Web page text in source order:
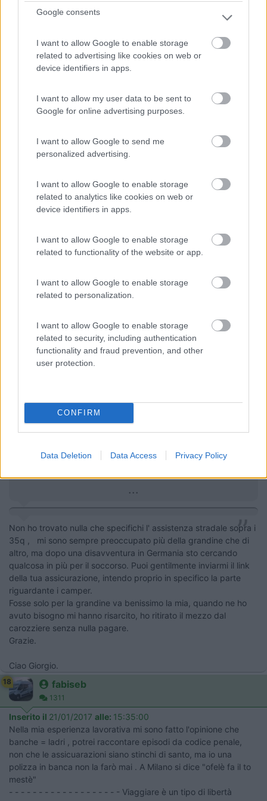
Google consents
I want to allow Google to enable storage
related to advertising like cookies on web or
device identifiers in apps.
I want to allow my user data to be sent to
Google for online advertising purposes.
I want to allow Google to send me
personalized advertising.
I want to allow Google to enable storage
related to analytics like cookies on web or
device identifiers in apps.
I want to allow Google to enable storage
related to functionality of the website or app.
I want to allow Google to enable storage
related to personalization.
I want to allow Google to enable storage
related to security, including authentication
functionality and fraud prevention, and other
user protection.
CONFIRM
Data Deletion Data Access Privacy Policy
23:08:07
Per non sbagliare, anche il tuo è over 35Q ? Se ti rimborsano sino a 2500
euro non è male, comunque un rientro dal Nord della Germania è sui
4000 euro ! Ora vado a vedere se trovo qualcosa in rete dell'
assicurazione che hai menzionato. Grazie. Ciao Giorgio.
Sì, il mio è 60q, ma penso che le condizioni che ti riporto siano
D'accordo che il rimpatrio da oltre 2000 km di distanza può
essere molto oneroso. Ma come detto, facendo le mie
valutazioni di rischio e considerando il costo, mi è sembrato
Dopotutto preferisco prevenire, ovvero ottima manutenzione e
guida difensiva. Viaggiando con un piccolo camion meglio
prevenire che curare
.
Di mio temo molto di più la grandine, nella mia zona spesso
sono piovute meteoriti negli ultimi anni. Infatti ho il furto
non incendio furto (cosa rara).
--------------------------------------
La vita è ciò che ti accade quando sei tutto intento a fare altri
caracolito
In risposta al messaggio diIlVagabondo
esattamente le stesse per tutti i camper. D'accordo che il rimpatrio da
...
Non ho trovato nulla che specifichi l' assistenza stradale sopra i
35q , mi sono sempre preoccupato più della grandine che di
altro, ma dopo una disavventura in Germania sto cercando
qualcosa in più per il soccorso. Puoi gentilmente inviarmi il link
della tua assicurazione, intendo proprio in specifico la parte
riguardante i camper.
Fosse solo per la grandine va benissimo la mia, quando ne ho
avuto bisogno mi hanno risarcito, ho ritirato il mezzo dal
carozziere senza nulla pagare.
Grazie.
Ciao Giorgio.
18 fabiseb
1311
Inserito il 21/01/2017 alle: 15:35:00
Nella mia esperienza lavorativa mi sono fatto l'opinione che
banche = ladri , potrei raccontare episodi da codice penale,
non che le assicuarazioni siano stinchi di santo, ma io una
polizza in banca non la farò mai . A Milano si dice "ofelè fa il to
mestè"
- - - - - - - - - - - - - - - - - - - Viaggiare è un tipo di libertà